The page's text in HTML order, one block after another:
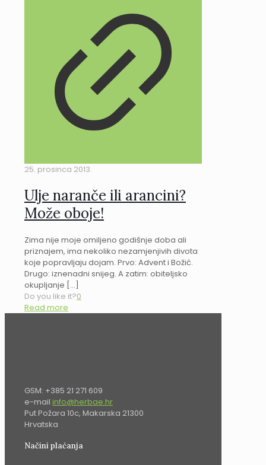
25. prosinca 2013.
Ulje naranče ili arancini?
Može oboje!
Zima nije moje omiljeno godišnje doba ali
priznajem, ima nekoliko nezamjenjivih divota
koje popravljaju dojam. Prvo: Advent i Božić.
Drugo: iznenadni snijeg. A zatim: obiteljsko
okupljanje […]
Do you like it?0
Read more
GSM: +385 21 271 609
e-mail info@herbae.hr
Put Požara 10c, Makarska 21300
Hrvatska
Načini plaćanja